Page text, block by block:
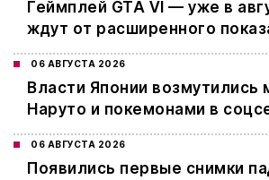
Геймплей GTA VI — уже в
ждут от расширенного
06 АВГУСТА 2026
Власти Японии возмутились
Наруто и покемонами в
06 АВГУСТА 2026
Появились первые снимки